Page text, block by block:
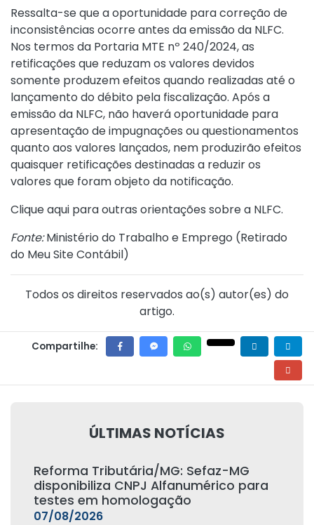
Ressalta-se que a oportunidade para correção de
inconsistências ocorre antes da emissão da NLFC.
Nos termos da Portaria MTE nº 240/2024, as
retificações que reduzam os valores devidos
somente produzem efeitos quando realizadas até o
lançamento do débito pela fiscalização. Após a
emissão da NLFC, não haverá oportunidade para
apresentação de impugnações ou questionamentos
quanto aos valores lançados, nem produzirão efeitos
quaisquer retificações destinadas a reduzir os
valores que foram objeto da notificação.
Clique aqui para outras orientações sobre a NLFC.
Fonte:Ministério do Trabalho e Emprego (Retirado
do Meu Site Contábil)
Todos os direitos reservados ao(s) autor(es) do
artigo.
Compartilhe:
ÚLTIMAS NOTÍCIAS
Reforma Tributária/MG: Sefaz-MG
disponibiliza CNPJ Alfanumérico para
testes em homologação
07/08/2026